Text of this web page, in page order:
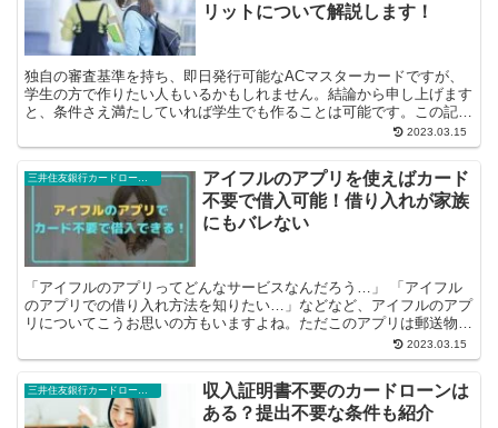
リットについて解説します！
独自の審査基準を持ち、即日発行可能なACマスターカードですが、
学生の方で作りたい人もいるかもしれません。結論から申し上げます
と、条件さえ満たしていれば学生でも作ることは可能です。この記事
2023.03.15
三井住友銀行カードローン豆知識
アイフルのアプリを使えばカード
不要で借入可能！借り入れが家族
にもバレない
「アイフルのアプリってどんなサービスなんだろう…」 「アイフル
のアプリでの借り入れ方法を知りたい…」などなど、アイフルのアプ
リについてこうお思いの方もいますよね。ただこのアプリは郵送物が
2023.03.15
収入証明書不要のカードローンは
ある？提出不要な条件も紹介